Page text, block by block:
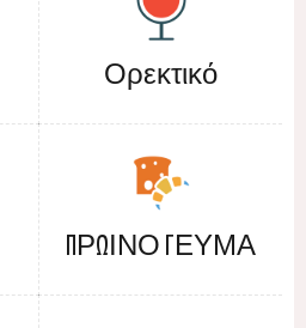
Ορεκτικό
ΠΡΩΙΝΟ ΓΕΥΜΑ